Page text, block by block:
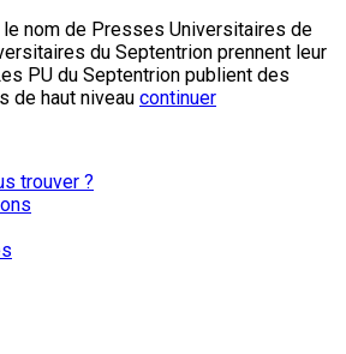
nom de Presses Universitaires de
du Septentrion prennent leur
PU du Septentrion publient des
de haut niveau continuer
trouver ?